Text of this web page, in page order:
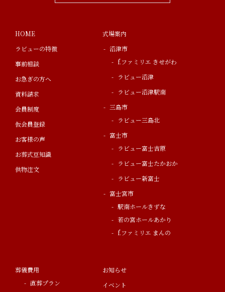
HOME
ラビューの特徴
事前相談
お急ぎの方へ
資料請求
会員制度
仮会員登録
お客様の声
お葬式豆知識
供物注文
式場案内
沼津市
f.ファミリエ きせがわ
ラビュー沼津
ラビュー沼津駅南
三島市
ラビュー三島北
富士市
ラビュー富士吉原
ラビュー富士たかおか
ラビュー新富士
富士宮市
駅南ホールきずな
若の宮ホールあかり
f.ファミリエ まんの
葬儀費用
直葬プラン
お知らせ
イベント